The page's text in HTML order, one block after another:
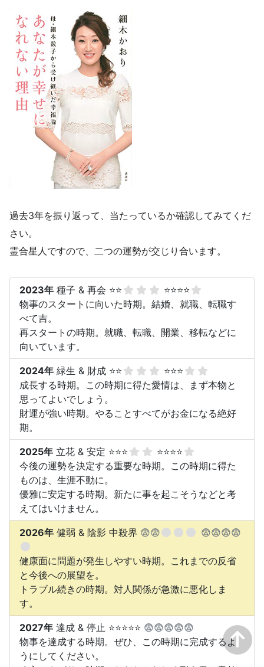
過去3年を振り返って、当たっているか確認してみてくだ
さい。
霊合星人ですので、二つの運勢が交じり合います。
2023年 種子 & 再会 ⭐⭐
⭐⭐⭐⭐
物事のスタートに向いた時期。結婚、就職、転職す
べて吉。
再スタートの時期。就職、転職、開業、移転などに
向いています。
2024年 緑生 & 財成 ⭐⭐
⭐⭐⭐
成長する時期。この時期に得た愛情は、まず本物と
思ってよいでしょう。
財運が強い時期。やることすべてがお金になる絶好
期。
2025年 立花 & 安定 ⭐⭐⭐
⭐⭐⭐⭐
今後の運勢を決定する重要な時期。この時期に得た
ものは、生涯不動に。
優雅に安定する時期。新たに事を起こそうなどと考
えてはいけません。
2026年 健弱 & 陰影 中殺界 😨😨 😨😨😨😨
健康面に問題が発生しやすい時期。これまでの反省
と今後への展望を。
トラブル続きの時期。対人関係が急激に悪化しま
す。
2027年 達成 & 停止 ⭐⭐⭐⭐⭐ 😨😨😨😨😨
物事を達成する時期。ぜひ、この時期に完成するよ
うにしてください。